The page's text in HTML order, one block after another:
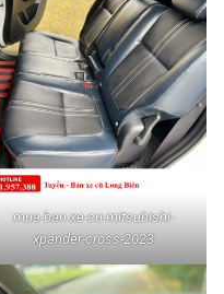
mua-ban-xe-cu-mitsubishi-
xpander-cross-2023